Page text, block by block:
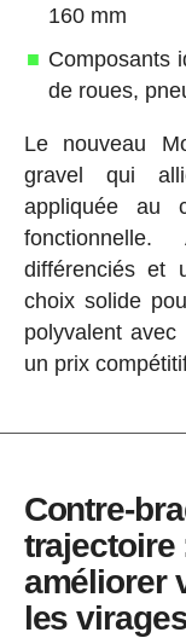
160 mm
Composants
de roues,
Le nouveau
gravel qui
appliquée au
différenciés et
choix solide
polyvalent
un prix
Contre-
trajectoire
améliorer
les